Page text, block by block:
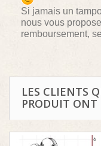
Si jamais un
nous vous
remboursement,
LES CLIENTS
PRODUIT ONT